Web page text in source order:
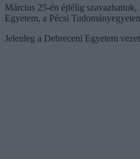
Március 25-én éjfélig
Egyetem, a Pécsi
Jelenleg a Debreceni Egyetem